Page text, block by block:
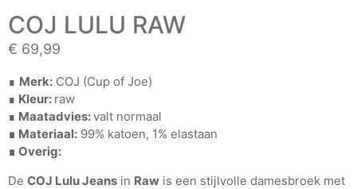
COJ LULU RAW
€ 69,99
∎ Merk: COJ (Cup of Joe)
∎ Kleur: raw
∎ Maatadvies:valt normaal
∎ Materiaal: 99% katoen, 1% elastaan
∎ Overig:
De COJ Lulu Jeans in Raw is een stijlvolle damesbroek met